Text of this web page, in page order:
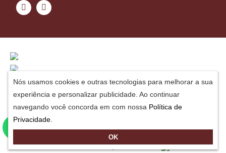
Nós usamos cookies e outras tecnologias para melhorar a sua
experiência e personalizar publicidade. Ao continuar
navegando você concorda em com nossa Política de
Privacidade
OK
Avenida Domingos Pinto Camarano, 437 Colônia do Marçal, São João Del Rei - MG,
CEP: 36302-004
LIDIANE DO PATROCINIO ALMEIDA
Desenvolvido porConstrusite Brasil-Criação de lojas virtuais